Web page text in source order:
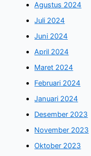
Agustus 2024
Juli 2024
Juni 2024
April 2024
Maret 2024
Februari 2024
Januari 2024
Desember 2023
November 2023
Oktober 2023